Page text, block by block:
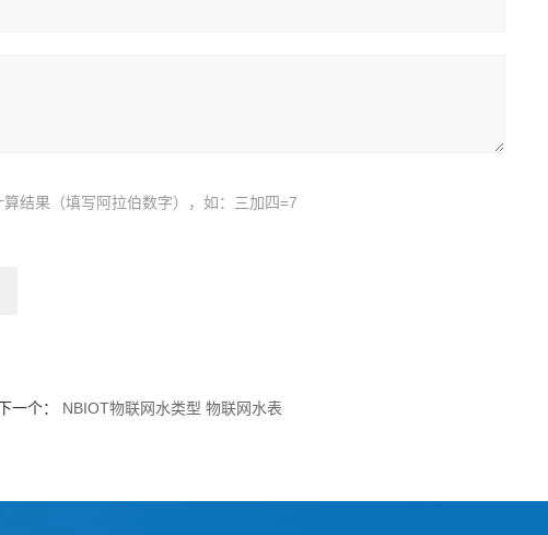
算结果（填写阿拉伯数字），如：三加四=7
一个： NBIOT物联网水类型 物联网水表